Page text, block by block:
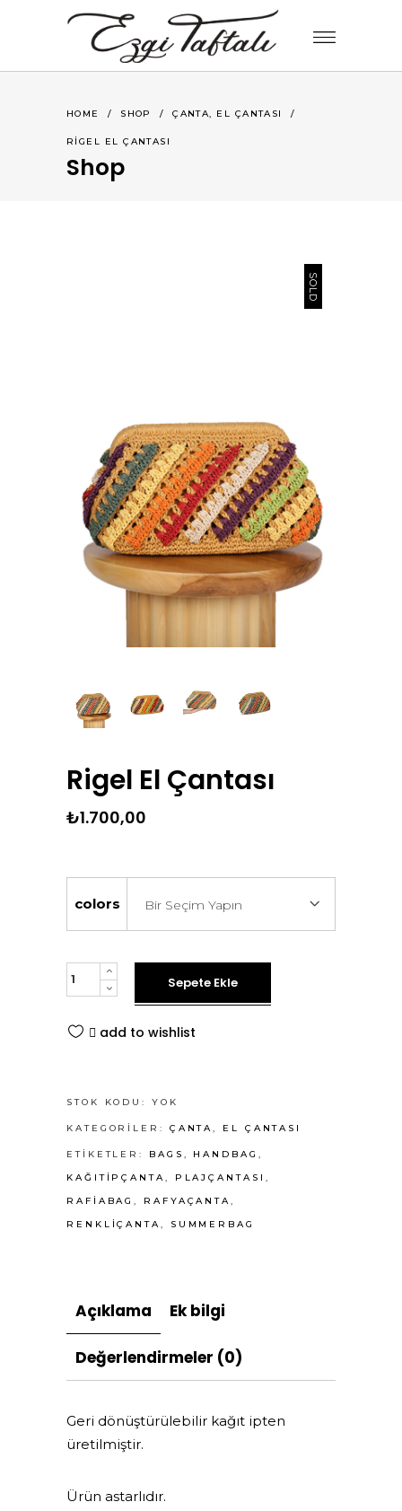
HOME / SHOP /ÇANTA, EL ÇANTASI /
RIGEL EL ÇANTASI
Shop
SOLD
Rigel El Çantası
₺1.700,00
colors Bir Seçim Yapın
Rigel
El
quantity
Sepete Ekle
add to wishlist
STOK KODU: YOK
KATEGORILER: ÇANTA EL ÇANTASI
ETIKETLER: BAGS HANDBAG
KAĞITIPÇANTA
PLAJÇANTASI
RAFIABAG
RAFYAÇANTA
RENKLIÇANTA
SUMMERBAG
Açıklama Ek bilgi
Değerlendirmeler (0)
Geri dönüştürülebilir kağıt ipten
üretilmiştir.
Ürün astarlıdır.